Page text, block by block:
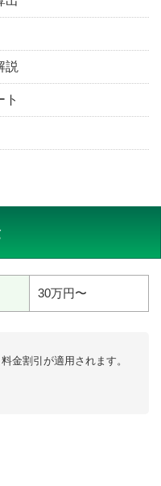
説
ト
30万円〜
金割引が適用されます。